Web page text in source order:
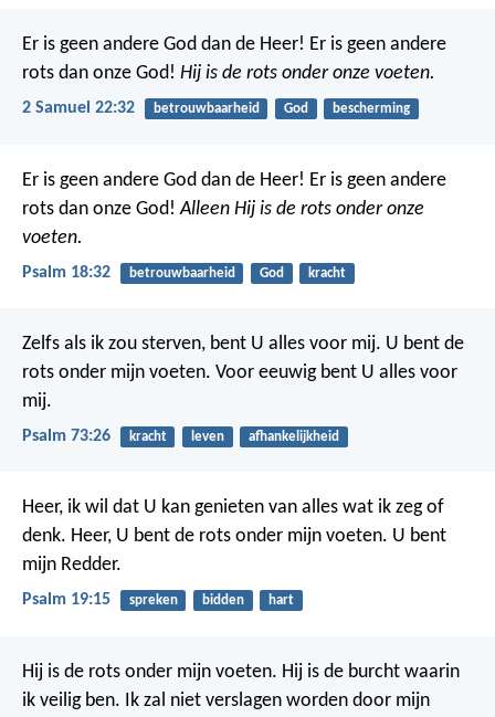
Er is geen andere God dan de Heer! Er is geen andere
rots dan onze God! Hij is de rots onder onze voeten.
2 Samuel 22:32 betrouwbaarheid God bescherming
Er is geen andere God dan de Heer! Er is geen andere
rots dan onze God! Alleen Hij is de rots onder onze
voeten.
Psalm 18:32 betrouwbaarheid God kracht
Zelfs als ik zou sterven, bent U alles voor mij. U bent de
rots onder mijn voeten. Voor eeuwig bent U alles voor
mij.
Psalm 73:26 kracht leven afhankelijkheid
Heer, ik wil dat U kan genieten van alles wat ik zeg of
denk. Heer, U bent de rots onder mijn voeten. U bent
mijn Redder.
Psalm 19:15 spreken bidden hart
Hij is de rots onder mijn voeten. Hij is de burcht waarin
ik veilig ben. Ik zal niet verslagen worden door mijn